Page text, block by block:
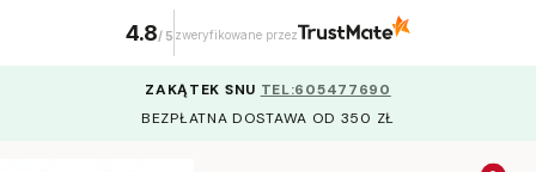
ZAKĄTEK SNU TEL:605477690
BEZPŁATNA DOSTAWA OD 350 ZŁ
4.8/ 5 zweryfikowane przez